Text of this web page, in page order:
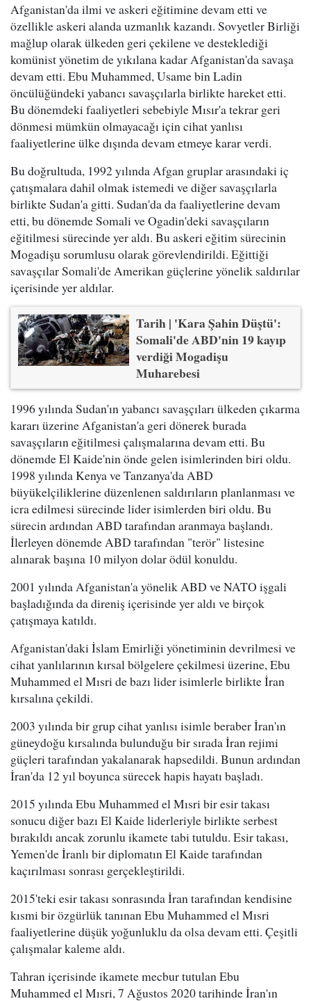
Afganistan'da ilmi ve askeri eğitimine devam etti ve
özellikle askeri alanda uzmanlık kazandı. Sovyetler Birliği
mağlup olarak ülkeden geri çekilene ve desteklediği
komünist yönetim de yıkılana kadar Afganistan'da savaşa
devam etti. Ebu Muhammed, Usame bin Ladin
öncülüğündeki yabancı savaşçılarla birlikte hareket etti.
Bu dönemdeki faaliyetleri sebebiyle Mısır'a tekrar geri
dönmesi mümkün olmayacağı için cihat yanlısı
faaliyetlerine ülke dışında devam etmeye karar verdi.
Bu doğrultuda, 1992 yılında Afgan gruplar arasındaki iç
çatışmalara dahil olmak istemedi ve diğer savaşçılarla
birlikte Sudan'a gitti. Sudan'da da faaliyetlerine devam
etti, bu dönemde Somali ve Ogadin'deki savaşçıların
eğitilmesi sürecinde yer aldı. Bu askeri eğitim sürecinin
Mogadişu sorumlusu olarak görevlendirildi. Eğittiği
savaşçılar Somali'de Amerikan güçlerine yönelik saldırılar
içerisinde yer aldılar.
Tarih | 'Kara Şahin Düştü':
Somali'de ABD'nin 19 kayıp
verdiği Mogadişu
Muharebesi
1996 yılında Sudan'ın yabancı savaşçıları ülkeden çıkarma
kararı üzerine Afganistan'a geri dönerek burada
savaşçıların eğitilmesi çalışmalarına devam etti. Bu
dönemde El Kaide'nin önde gelen isimlerinden biri oldu.
1998 yılında Kenya ve Tanzanya'da ABD
büyükelçiliklerine düzenlenen saldırıların planlanması ve
icra edilmesi sürecinde lider isimlerden biri oldu. Bu
sürecin ardından ABD tarafından aranmaya başlandı.
İlerleyen dönemde ABD tarafından "terör" listesine
alınarak başına 10 milyon dolar ödül konuldu.
2001 yılında Afganistan'a yönelik ABD ve NATO işgali
başladığında da direniş içerisinde yer aldı ve birçok
çatışmaya katıldı.
Afganistan'daki İslam Emirliği yönetiminin devrilmesi ve
cihat yanlılarının kırsal bölgelere çekilmesi üzerine, Ebu
Muhammed el Mısri de bazı lider isimlerle birlikte İran
kırsalına çekildi.
2003 yılında bir grup cihat yanlısı isimle beraber İran'ın
güneydoğu kırsalında bulunduğu bir sırada İran rejimi
güçleri tarafından yakalanarak hapsedildi. Bunun ardından
İran'da 12 yıl boyunca sürecek hapis hayatı başladı.
2015 yılında Ebu Muhammed el Mısri bir esir takası
sonucu diğer bazı El Kaide liderleriyle birlikte serbest
bırakıldı ancak zorunlu ikamete tabi tutuldu. Esir takası,
Yemen'de İranlı bir diplomatın El Kaide tarafından
kaçırılması sonrası gerçekleştirildi.
2015'teki esir takası sonrasında İran tarafından kendisine
kısmi bir özgürlük tanınan Ebu Muhammed el Mısri
faaliyetlerine düşük yoğunluklu da olsa devam etti. Çeşitli
çalışmalar kaleme aldı.
Tahran içerisinde ikamete mecbur tutulan Ebu
Muhammed el Mısri, 7 Ağustos 2020 tarihinde İran'ın